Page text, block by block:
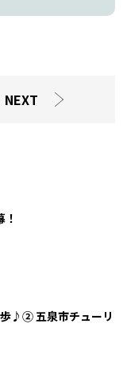
NEXT
♪② 五泉市チューリ